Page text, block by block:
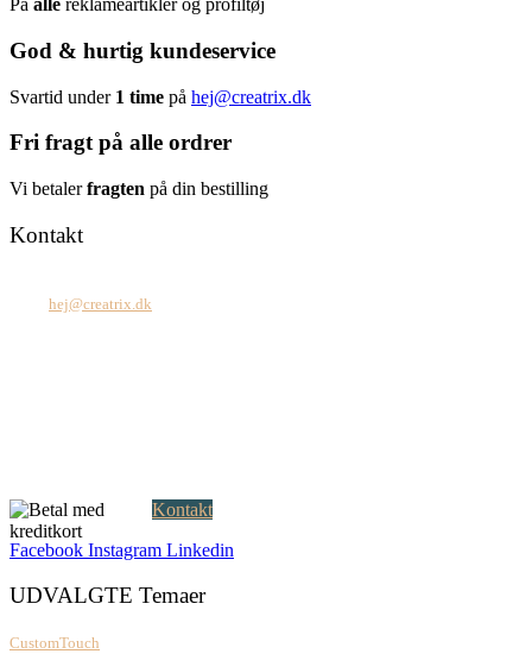
På alle reklameartikler og profiltøj
God & hurtig kundeservice
Svartid under 1 time på hej@creatrix.dk
Fri fragt på alle ordrer
Vi betalerfragten på din bestilling
Kontakt
hej@creatrix.dk
Kontakt
Facebook Instagram Linkedin
UDVALGTE Temaer
CustomTouch